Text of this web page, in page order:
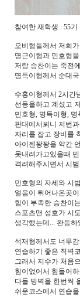
참여한 재학생 : 55
오비형들께서 저희
명근이형과 민호형
저랑 승찬이는 죽전
명득이형께서 순대
수홍이형께서 2시간
선등을하고 계셨고
민호형, 명득이형,
판대에서뵈니 저번
자리를 잡고 장비를
아이젠꽝꽝을 약간
못내려가고있을때
격려해주시면서 시
민호형의 자세와 시
얼음이 튀어나온곳
힘이 부족한 승찬이
스포츠맨 성호가 시
생각했는데... 완등
석재형께서도 너무
연습하기 좋은 직벽
그래서 지수가 처음
힘이없어서 힘들어
다들 빙벽을 한번씩
쉬운코스에서 연습